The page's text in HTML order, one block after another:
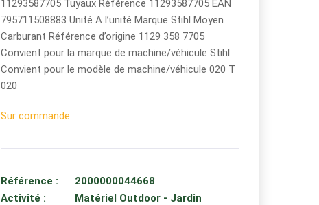
11293587705 Tuyaux Référence 11293587705 EAN
795711508883 Unité A l’unité Marque Stihl Moyen
Carburant Référence d’origine 1129 358 7705
Convient pour la marque de machine/véhicule Stihl
Convient pour le modèle de machine/véhicule 020 T
020
Sur commande
Référence :
2000000044668
Activité :
Matériel Outdoor - Jardin